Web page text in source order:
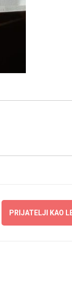
PRIJATELJI KAO